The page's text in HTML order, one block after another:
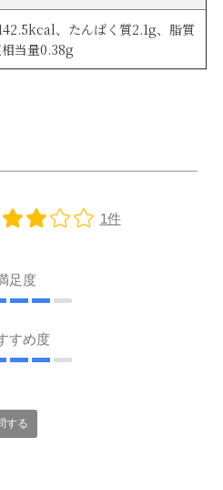
、たんぱく質2.1g、脂質
当量0.38g
1件
足度
すめ度
する